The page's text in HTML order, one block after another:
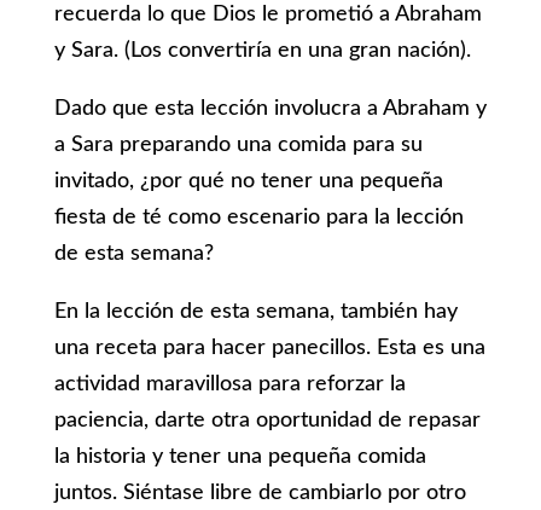
recuerda lo que Dios le prometió a Abraham
y Sara. (Los convertiría en una gran nación).
Dado que esta lección involucra a Abraham y
a Sara preparando una comida para su
invitado, ¿por qué no tener una pequeña
fiesta de té como escenario para la lección
de esta semana?
En la lección de esta semana, también hay
una receta para hacer panecillos. Esta es una
actividad maravillosa para reforzar la
paciencia, darte otra oportunidad de repasar
la historia y tener una pequeña comida
juntos. Siéntase libre de cambiarlo por otro